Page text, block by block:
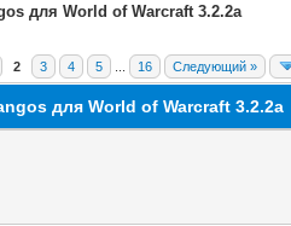
для World of Warcraft 3.2.2a
2 3 4 5 16 Следующий »
для World of Warcraft 3.2.2a